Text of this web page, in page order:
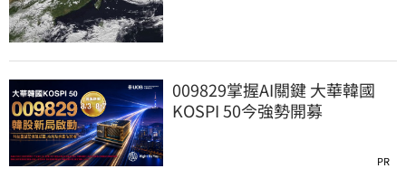
009829掌握AI關鍵 大華韓國
KOSPI 50今強勢開募
PR